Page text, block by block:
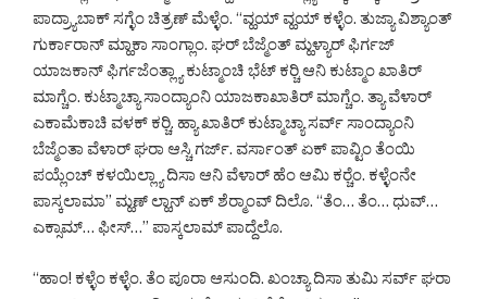
ಪಾದ್ರ್ಯಾಬಾಕ್ ಸಗ್ಳೆಂ ಚಿತ್ರಣ್ ಮೆಳ್ಳೆಂ. “ವ್ಹಯ್ ವ್ಹಯ್ ಕಳ್ಳೆಂ. ತುಜ್ಯಾ ವಿಶ್ಯಾಂತ್
ಗುರ್ಕಾರಾನ್ ಮ್ಹಾಕಾ ಸಾಂಗ್ಲಾಂ. ಘರ್ ಬೆಜ್ಮೆಂತ್ ಮ್ಹಳ್ಯಾರ್ ಫಿರ್ಗಜ್
ಯಾಜಕಾನ್ ಫಿರ್ಗಜೆಂತ್ಲ್ಯಾ ಕುಟ್ಮಾಂಚಿ ಭೆಟ್ ಕರ್‍ಚಿ ಆನಿ ಕುಟ್ಮಾಂ ಖಾತಿರ್
ಮಾಗ್ಚೆಂ. ಕುಟ್ಮಾಚ್ಯಾ ಸಾಂದ್ಯಾಂನಿ ಯಾಜಕಾಖಾತಿರ್ ಮಾಗ್ಚೆಂ. ತ್ಯಾ ವೆಳಾರ್
ಎಕಾಮೆಕಾಚಿ ವಳಕ್ ಕರ್‍ಚಿ. ಹ್ಯಾ ಖಾತಿರ್ ಕುಟ್ಮಾಚ್ಯಾ ಸರ್ವ್ ಸಾಂದ್ಯಾಂನಿ
ಬೆಜ್ಮೆಂತಾ ವೆಳಾರ್ ಘರಾ ಆಸ್ಚಿ ಗರ್ಜ್. ವರ್ಸಾಂತ್ ಏಕ್ ಪಾವ್ಟಿಂ ತೆಂಯಿ
ಪಯ್ಲೆಂಚ್ ಕಳಯಿಲ್ಲ್ಯಾ ದಿಸಾ ಆನಿ ವೆಳಾರ್ ಹೆಂ ಆಮಿ ಕರ್‍ಚೆಂ. ಕಳ್ಳೆಂನೇ
ಪಾಸ್ಕಲಾಮಾ” ಮ್ಹಣ್ ಲ್ಹಾನ್ ಏಕ್ ಶೆರ್‍ಮಾಂವ್ ದಿಲೊ. “ತೆಂ… ತೆಂ… ಧುವ್…
ಎಕ್ಸಾಮ್… ಫೀಸ್…” ಪಾಸ್ಕಲಾಮ್ ಪಾದ್ದೆಲೊ.
“ಹಾಂ! ಕಳ್ಳೆಂ ಕಳ್ಳೆಂ. ತೆಂ ಪೂರಾ ಆಸುಂದಿ. ಖಂಚ್ಯಾ ದಿಸಾ ತುಮಿ ಸರ್ವ್ ಘರಾ